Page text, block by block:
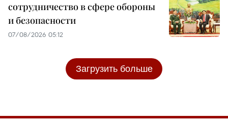
сотрудничество в сфере обороны
и безопасности
07/08/2026 05:12
Загрузить больше